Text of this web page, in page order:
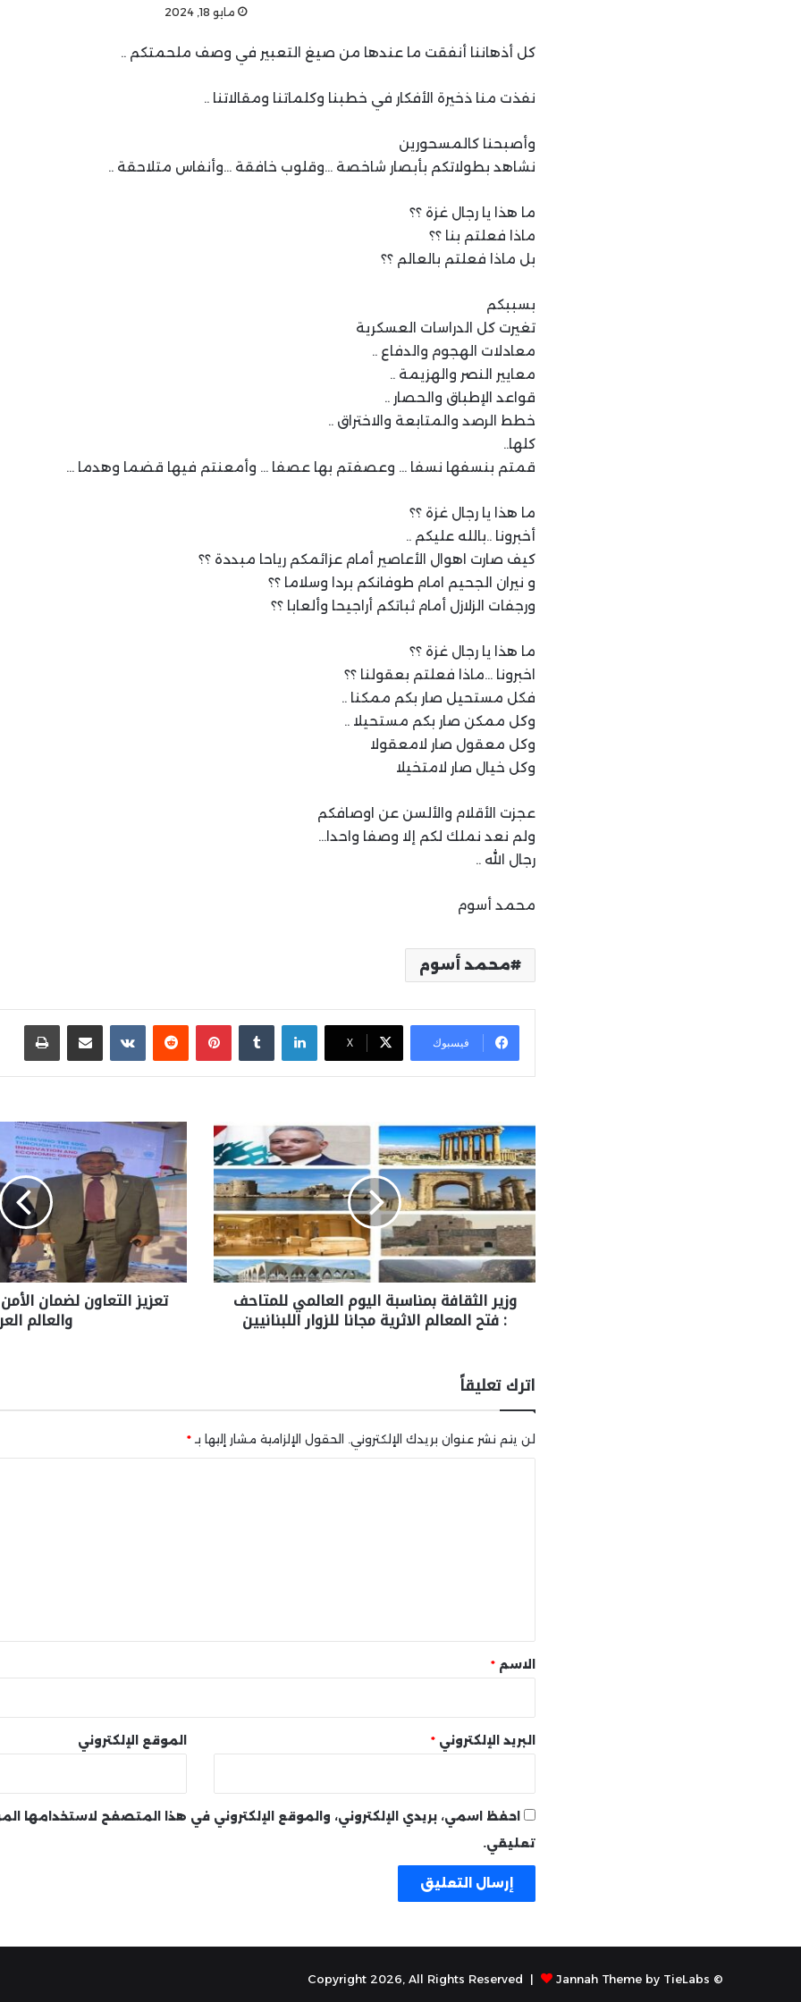
مايو 18, 2024
كل أذهاننا أنفقت ما عندها من صيغ التعبير في وصف ملحمتكم ..
نفذت منا ذخيرة الأفكار في خطبنا وكلماتنا ومقالاتنا ..
وأصبحنا كالمسحورين
نشاهد بطولاتكم بأبصار شاخصة …وقلوب خافقة …وأنفاس متلاحقة ..
ما هذا يا رجال غزة ؟؟
ماذا فعلتم بنا ؟؟
بل ماذا فعلتم بالعالم ؟؟
بسببكم
تغيرت كل الدراسات العسكرية
معادلات الهجوم والدفاع ..
معايير النصر والهزيمة ..
قواعد الإطباق والحصار ..
خطط الرصد والمتابعة والاختراق ..
كلها..
قمتم بنسفها نسفا … وعصفتم بها عصفا … وأمعنتم فيها قضما وهدما …
ما هذا يا رجال غزة ؟؟
أخبرونا ..بالله عليكم ..
كيف صارت اهوال الأعاصير أمام عزائمكم رياحا مبددة ؟؟
و نيران الجحيم امام طوفانكم بردا وسلاما ؟؟
ورجفات الزلازل أمام ثباتكم أراجيحا وألعابا ؟؟
ما هذا يا رجال غزة ؟؟
اخبرونا …ماذا فعلتم بعقولنا ؟؟
فكل مستحيل صار بكم ممكنا ..
وكل ممكن صار بكم مستحيلا ..
وكل معقول صار لامعقولا
وكل خيال صار لامتخيلا
عجزت الأقلام والألسن عن اوصافكم
ولم نعد نملك لكم إلا وصفا واحدا…
رجال الله ..
محمد أسوم
محمد أسوم
فيسبوك X
لينكدإن بينتيريست مشاركة عبر البريد
وزير الثقافة بمناسبة اليوم العالمي للمتاحف
: فتح المعالم الاثرية مجانا للزوار اللبنانيين
تعزيز التعاون لضمان
والعالم
اترك تعليقاً
لن يتم نشر عنوان بريدك الإلكتروني. الحقول الإلزامية مشار إليها بـ *
* الاسم *
البريد الإلكتروني * الموقع الإلكتروني
احفظ اسمي، بريدي الإلكتروني، والموقع الإلكتروني في هذا المتصفح لاستخدامها
تعليقي.
© Copyright 2026, All Rights Reserved |
Jannah Theme by TieLabs